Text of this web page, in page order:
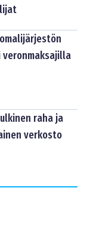
raha ja
verkosto